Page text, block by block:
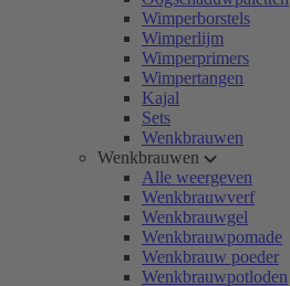
Wimperborstels
Wimperlijm
Wimperprimers
Wimpertangen
Kajal
Sets
Wenkbrauwen
Wenkbrauwen
Alle weergeven
Wenkbrauwverf
Wenkbrauwgel
Wenkbrauwpomade
Wenkbrauw poeder
Wenkbrauwpotloden